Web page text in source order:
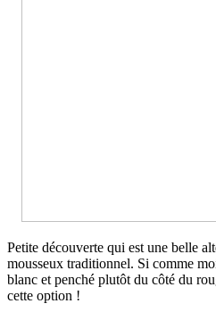
Petite découverte qui est une belle
mousseux traditionnel. Si comme
blanc et penché plutôt du côté du
cette option !